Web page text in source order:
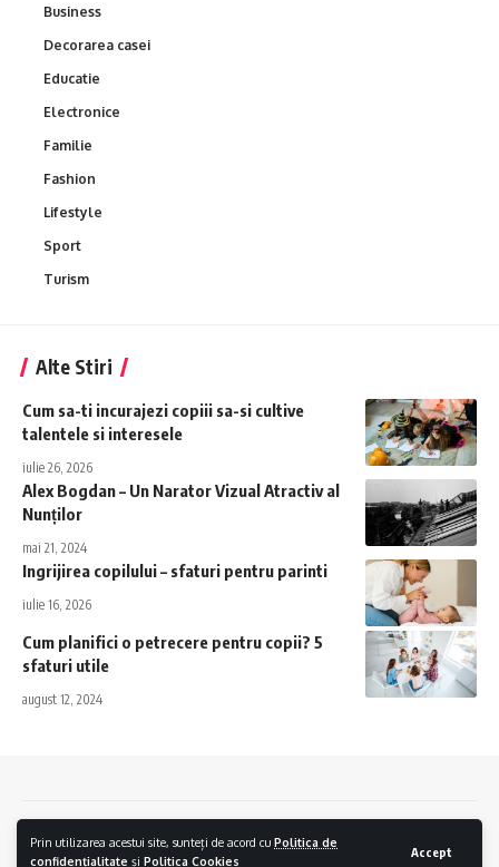
Prin utilizarea acestui site, sunteți de acord cu Politica de
confidențialitate și Politica Cookies
Accept
Business
Decorarea casei
Educatie
Electronice
Familie
Fashion
Lifestyle
Sport
Turism
Alte Stiri
Cum sa-ti incurajezi copiii sa-si cultive
talentele si interesele
iulie 26, 2026
Alex Bogdan – Un Narator Vizual Atractiv al
Nunților
mai 21, 2024
Ingrijirea copilului – sfaturi pentru parinti
iulie 16, 2026
Cum planifici o petrecere pentru copii? 5
sfaturi utile
august 12, 2024